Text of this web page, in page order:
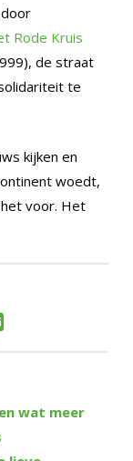
Rode Kruis
de straat
te
kijken en
woedt,
voor. Het
wat meer